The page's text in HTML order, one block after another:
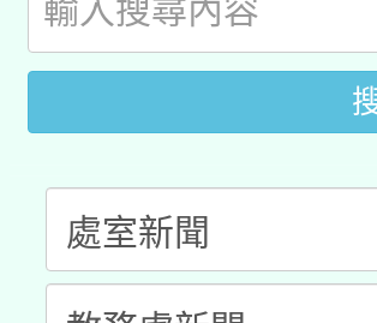
用水績優單位
桃園市孔廟祈
開 智慧啟航」
2026年桃園地